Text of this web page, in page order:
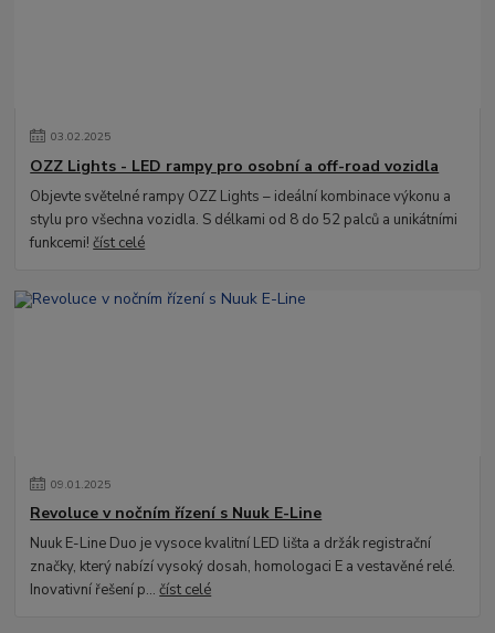
03.02.2025
OZZ Lights - LED rampy pro osobní a off-road vozidla
Objevte světelné rampy OZZ Lights – ideální kombinace výkonu a
stylu pro všechna vozidla. S délkami od 8 do 52 palců a unikátními
funkcemi!číst celé
09.01.2025
Revoluce v nočním řízení s Nuuk E-Line
Nuuk E-Line Duo je vysoce kvalitní LED lišta a držák registrační
značky, který nabízí vysoký dosah, homologaci E a vestavěné relé.
Inovativní řešení p...číst celé